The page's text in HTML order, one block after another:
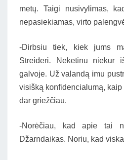
metų. Taigi nusivylimas,
nepasiekiamas, virto
-Dirbsiu tiek, kiek jums
Streideri. Neketinu niekur
galvoje. Už valandą imu
visišką konfidencialumą,
dar griežčiau.
-Norėčiau, kad apie tai
Džarndaikas. Noriu, kad